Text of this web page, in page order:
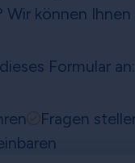
Wir können
Formular an:
Fragen